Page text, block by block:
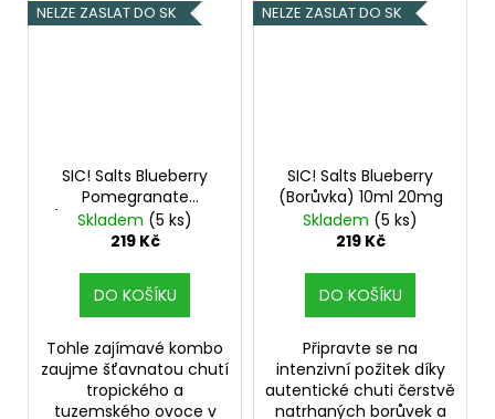
NELZE ZASLAT DO SK
SIC! Salts Blueberry
Pomegranate
(Borůvka a granátové
jablko) 10ml 16mg
Skladem (5 ks)
219 Kč
DO KOŠÍKU
Tohle zajímavé kombo
zaujme šťavnatou chutí
tropického a
tuzemského ovoce v
NELZE ZASLAT DO SK
SIC! Salts Blueberry
(Borůvka) 10ml 20mg
Skladem (5 ks)
219 Kč
DO KOŠÍKU
Připravte se na
intenzivní požitek díky
autentické chuti čerstvě
natrhaných borůvek a